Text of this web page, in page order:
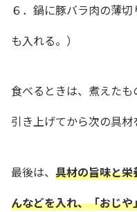
６．鍋に豚バラ肉の薄
も入れる。）
食べるときは、煮えた
引き上げてから次の具材
最後は、 具材の旨味と
んなどを入れ、「おじ